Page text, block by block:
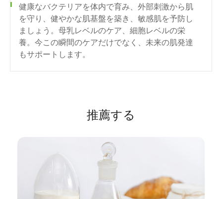
健康なバクテリアを体内で育み、外部刺激から肌
を守り、健やかな肌基盤を築き、敏感肌を予防し
ましょう。母乳レベルのケア、細胞レベルの栄
養。今この瞬間のケアだけでなく、未来の肌発達
もサポートします。
推薦する